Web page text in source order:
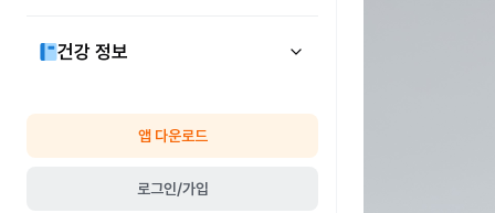
건강 정보
앱 다운로드
로그인/가입